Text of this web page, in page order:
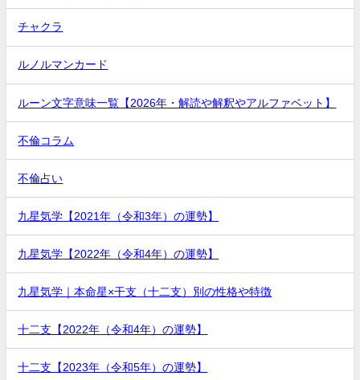
チャクラ
ルノルマンカード
ルーン文字意味一覧【2026年・解読や解釈やアルファベット】
不倫コラム
不倫占い
九星気学【2021年（令和3年）の運勢】
九星気学【2022年（令和4年）の運勢】
九星気学｜本命星×干支（十二支）別の性格や特徴
十二支【2022年（令和4年）の運勢】
十二支【2023年（令和5年）の運勢】